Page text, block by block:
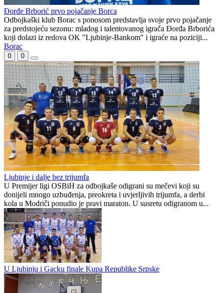
Borac s igračem više tek do
minimalne pobjede nad
prvakom Bjelorusije
Vinicius produžio s Realom,
potvrđen i najveći transfer u
klupskoj povijesti
Premijer liga BiH - play off
0 0
Đorđe Brborić prvo pojačanje Borca
Odbojkaški klub Borac s ponosom predstavlja svoje prvo pojačanje
za predstojeću sezonu: mladog i talentovanog igrača Đorđa Brborića
koji dolazi iz redova OK "Ljubinje-Bankom" i igraće na poziciji...
Borac
0 0